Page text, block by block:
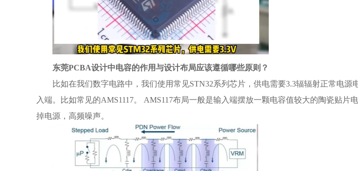
东莞PCBA设计中电容的作用与设计布局应该遵循哪些原则？
比如在我们数字电路中，我们使用常见STN32系列芯片，供电需要3.3辐辐射正常电
入端。比如常见的AMS1117。 AMS117布局一般是输入端摆放一颗电容值较大的陶瓷贴
掉电源，高频噪声。